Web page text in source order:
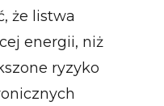
że listwa
energii, niż
ryzyko